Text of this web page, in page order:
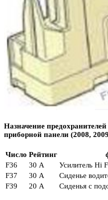
Назначение
приборной панели (2008,
Число Рейтинг
F36
30 А
Усилитель Hi
F37
30 А
Сиденье
F39
20 А Сиденья с